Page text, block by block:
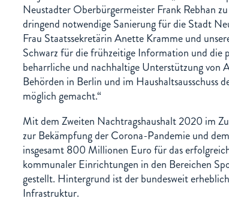
Neustadter Oberbürgermeister Frank Rebhan
dringend notwendige Sanierung für die Stadt
Frau Staatssekretärin Anette Kramme und
Schwarz für die frühzeitige Information und die
beharrliche und nachhaltige Unterstützung von
Behörden in Berlin und im Haushaltsausschuss
möglich gemacht.“
Mit dem Zweiten Nachtragshaushalt 2020 im
zur Bekämpfung der Corona-Pandemie und
insgesamt 800 Millionen Euro für das
kommunaler Einrichtungen in den Bereichen
gestellt. Hintergrund ist der bundesweit
Infrastruktur.